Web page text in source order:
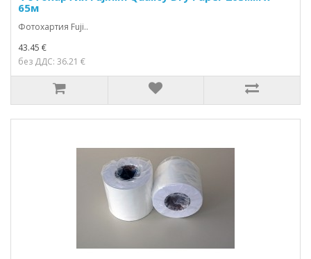
65м
Фотохартия Fuji..
43.45 €
без ДДС: 36.21 €